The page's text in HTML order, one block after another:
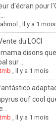
u
w
a
n
t
o
d'écran pour
,Il y a 1 mois
du LOCI
disons
sur ...
,Il y a 1 mois
ouf cool
,Il y a 1 mois